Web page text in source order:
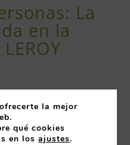
La
en la
de Entrega Premio
Salas. Director de
la mejor
qué cookies
en losajustes.